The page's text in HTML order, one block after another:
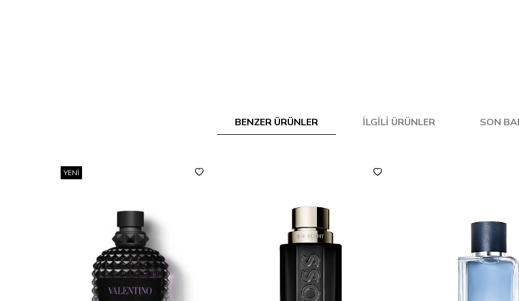
BENZER ÜRÜNLER İLGILI ÜRÜNLER SON
YENI